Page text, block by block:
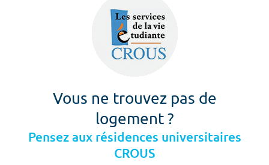
Vous ne trouvez pas de
logement ?
Pensez aux résidences universitaires
CROUS